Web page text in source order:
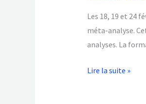
Les 18, 19 et 24
méta-analyse.
analyses. La
formation
sur
la
systématique
Lire la suite »